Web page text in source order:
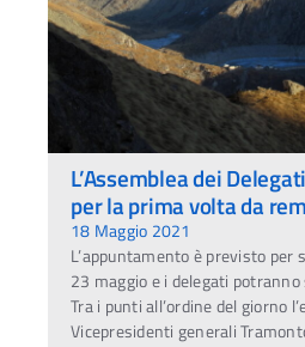
L’Assemblea dei
per la prima volta da
18 Maggio 2021
L’appuntamento è previsto per
23 maggio e i delegati potranno
Tra i punti all’ordine del giorno
Vicepresidenti generali